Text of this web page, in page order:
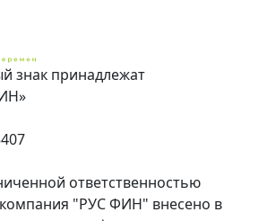
знак принадлежат
ответственностью
"РУС ФИН" внесено в